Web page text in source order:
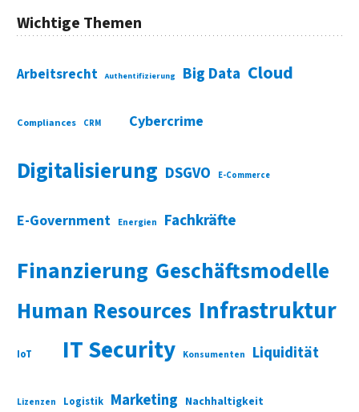
Wichtige Themen
Arbeitsrecht Authentifizierung Big Data Cloud
Compliances CRM Cybercrime
Digitalisierung DSGVO E-Commerce
E-Government Energien Fachkräfte
Finanzierung Geschäftsmodelle
Human Resources Infrastruktur
IoT IT Security Konsumenten Liquidität
Lizenzen Logistik Marketing Nachhaltigkeit